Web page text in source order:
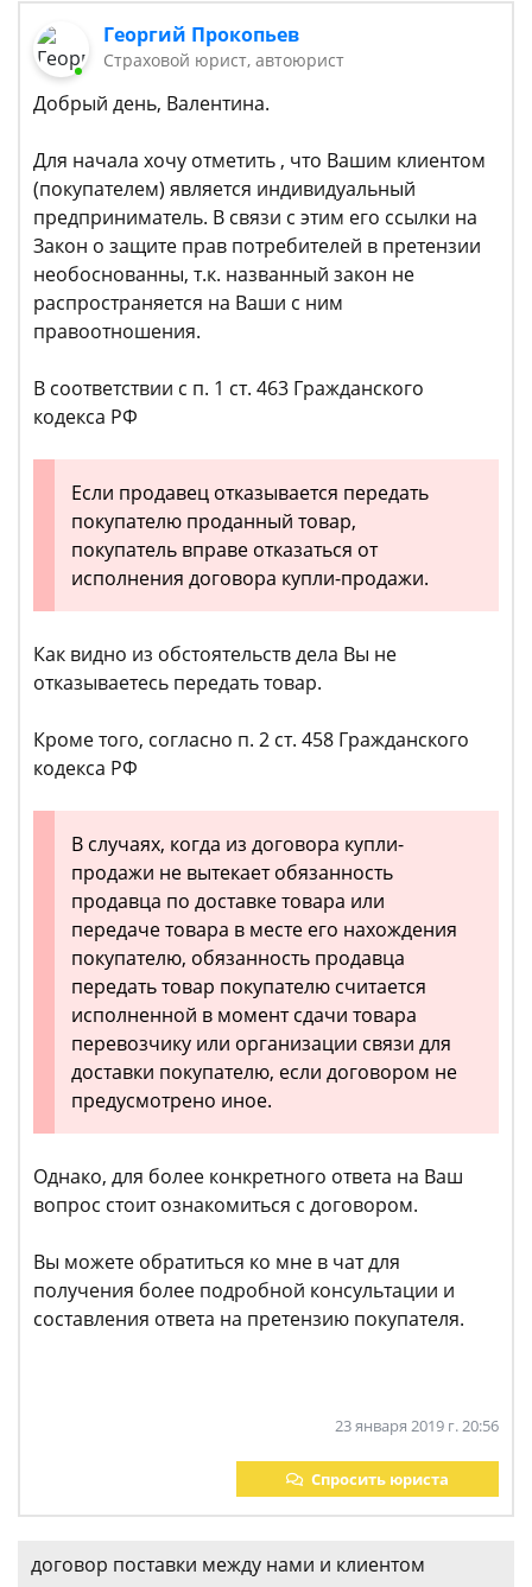
Георгий Прокопьев
Страховой юрист, автоюрист
Добрый день, Валентина.
Для начала хочу отметить , что Вашим клиентом
(покупателем) является индивидуальный
предприниматель. В связи с этим его ссылки на
Закон о защите прав потребителей в претензии
необоснованны, т.к. названный закон не
распространяется на Ваши с ним
правоотношения.
В соответствии с п. 1 ст. 463 Гражданского
кодекса РФ
Если продавец отказывается передать
покупателю проданный товар,
покупатель вправе отказаться от
исполнения договора купли-продажи.
Как видно из обстоятельств дела Вы не
отказываетесь передать товар.
Кроме того, согласно п. 2 ст. 458 Гражданского
кодекса РФ
В случаях, когда из договора купли-
продажи не вытекает обязанность
продавца по доставке товара или
передаче товара в месте его нахождения
покупателю, обязанность продавца
передать товар покупателю считается
исполненной в момент сдачи товара
перевозчику или организации связи для
доставки покупателю, если договором не
предусмотрено иное.
Однако, для более конкретного ответа на Ваш
вопрос стоит ознакомиться с договором.
Вы можете обратиться ко мне в чат для
получения более подробной консультации и
составления ответа на претензию покупателя.
23 января 2019 г. 20:56
Спросить юриста
договор поставки между нами и клиентом